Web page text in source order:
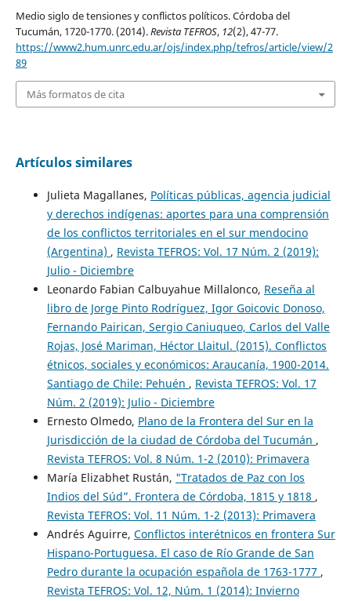
Medio siglo de tensiones y conflictos políticos. Córdoba del
Tucumán, 1720-1770. (2014).Revista TEFROS, 12(2), 47-77.
https://www2.hum.unrc.edu.ar/ojs/index.php/tefros/article/view/2
89
Más formatos de cita
Artículos similares
Julieta Magallanes, Políticas públicas, agencia judicial
y derechos indígenas: aportes para una comprensión
de los conflictos territoriales en el sur mendocino
(Argentina) , Revista TEFROS: Vol. 17 Núm. 2 (2019):
Julio - Diciembre
Leonardo Fabian Calbuyahue Millalonco, Reseña al
libro de Jorge Pinto Rodríguez, Igor Goicovic Donoso,
Fernando Pairican, Sergio Caniuqueo, Carlos del Valle
Rojas, José Mariman, Héctor Llaitul. (2015). Conflictos
étnicos, sociales y económicos: Araucanía, 1900-2014.
Santiago de Chile: Pehuén , Revista TEFROS: Vol. 17
Núm. 2 (2019): Julio - Diciembre
Ernesto Olmedo, Plano de la Frontera del Sur en la
Jurisdicción de la ciudad de Córdoba del Tucumán ,
Revista TEFROS: Vol. 8 Núm. 1-2 (2010): Primavera
María Elizabhet Rustán, "Tratados de Paz con los
Indios del Súd”. Frontera de Córdoba, 1815 y 1818 ,
Revista TEFROS: Vol. 11 Núm. 1-2 (2013): Primavera
Andrés Aguirre, Conflictos interétnicos en frontera Sur
Hispano-Portuguesa. El caso de Río Grande de San
Pedro durante la ocupación española de 1763-1777 ,
Revista TEFROS: Vol. 12, Núm. 1 (2014): Invierno